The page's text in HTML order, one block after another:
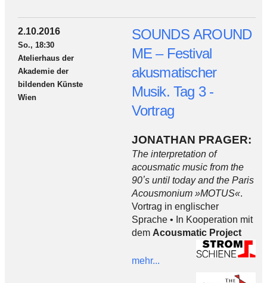
2.10.2016
So., 18:30
Atelierhaus der
Akademie der
bildenden Künste
Wien
SOUNDS AROUND
ME – Festival
akusmatischer
Musik. Tag 3 -
Vortrag
JONATHAN PRAGER:
The interpretation of
acousmatic music from the
90ʼs until today and the Paris
Acousmonium »MOTUS«.
Vortrag in englischer
Sprache • In Kooperation mit
dem Acousmatic Project
mehr...